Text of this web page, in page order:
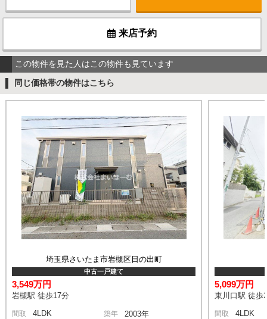
来店予約
この物件を見た人はこの物件も見ています
同じ価格帯の物件はこちら
埼玉県さいたま市岩槻区日の出町
中古一戸建て
3,549万円
岩槻駅 徒歩17分
間取 4LDK 築年 2003年
5,099万円
東川口駅 徒歩
間取 4LDK